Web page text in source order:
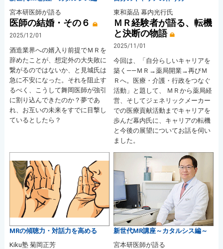
宮本研医師が語る
医師の結婚・その６
2025/12/01
酒造業界への婿入り前提でＭＲを
辞めたことが、想定外の大失敗に
繋がるのではないか、と見城氏は
急に不安になった。それを阻止す
るべく、こうして舞岡医師が強引
に割り込んできたのか？夢であ
れ、お互いの未来をすでに目撃し
ているとしたら？
東和薬品 幕内光行氏
ＭＲ経験者が語る、転機
と決断の物語
2025/11/01
今回は、「自分らしいキャリアを
築く――ＭＲ→薬局開業→再びＭ
Ｒへ。医療・介護・行政をつなぐ
活動」と題して、 ＭＲから薬局経
営、そしてジェネリックメーカー
での医療貢献活動までキャリアを
歩んだ幕内氏に、キャリアの転機
と今後の展望についてお話を伺い
ました。
MRの傾聴力・対話力を高める
Kiku塾 菊岡正芳
新世代MR講座～カタルシス編～
宮本研医師が語る